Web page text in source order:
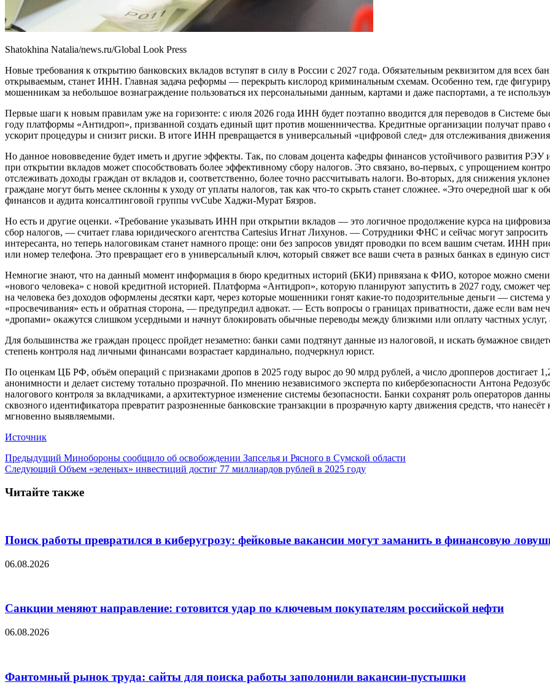
Shatokhina Natalia/news.ru/Global Look Press
Новые требования к открытию банковских вкладов вступят в силу в России с 2027 года. Обязательным реквизитом для всех
открываемым, станет ИНН. Главная задача реформы — перекрыть кислород криминальным схемам. Особенно тем, где
мошенникам за небольшое вознаграждение пользоваться их персональными данным, картами и даже паспортами, а те
Первые шаги к новым правилам уже на горизонте: с июля 2026 года ИНН будет поэтапно вводится для переводов в Системе
году платформы «Антидроп», призванной создать единый щит против мошенничества. Кредитные организации получат право
ускорит процедуры и снизит риски. В итоге ИНН превращается в универсальный «цифровой след» для отслеживания движения
Но данное нововведение будет иметь и другие эффекты. Так, по словам доцента кафедры финансов устойчивого развития
при открытии вкладов может способствовать более эффективному сбору налогов. Это связано, во-первых, с упрощением
отслеживать доходы граждан от вкладов и, соответственно, более точно рассчитывать налоги. Во-вторых, для снижения
граждане могут быть менее склонны к уходу от уплаты налогов, так как что-то скрыть станет сложнее. «Это очередной шаг к
финансов и аудита консалтинговой группы vvCube Хаджи-Мурат Бязров.
Но есть и другие оценки. «Требование указывать ИНН при открытии вкладов — это логичное продолжение курса на
сбор налогов, — считает глава юридического агентства Cartesius Игнат Лихунов. — Сотрудники ФНС и сейчас могут
интересанта, но теперь налоговикам станет намного проще: они без запросов увидят проводки по всем вашим счетам. ИНН
или номер телефона. Это превращает его в универсальный ключ, который свяжет все ваши счета в разных банках в единую
Немногие знают, что на данный момент информация в бюро кредитных историй (БКИ) привязана к ФИО, которое можно
«нового человека» с новой кредитной историей. Платформа «Антидроп», которую планируют запустить в 2027 году, сможет
на человека без доходов оформлены десятки карт, через которые мошенники гонят какие-то подозрительные деньги — система
«просвечивания» есть и обратная сторона, — предупредил адвокат. — Есть вопросы о границах приватности, даже если вам
«дропами» окажутся слишком усердными и начнут блокировать обычные переводы между близкими или оплату частных услуг,
Для большинства же граждан процесс пройдет незаметно: банки сами подтянут данные из налоговой, и искать бумажное
степень контроля над личными финансами возрастает кардинально, подчеркнул юрист.
По оценкам ЦБ РФ, объём операций с признаками дропов в 2025 году вырос до 90 млрд рублей, а число дропперов
анонимности и делает систему тотально прозрачной. По мнению независимого эксперта по кибербезопасности Антона
налогового контроля за вкладчиками, а архитектурное изменение системы безопасности. Банки сохранят роль операторов
сквозного идентификатора превратит разрозненные банковские транзакции в прозрачную карту движения средств, что
мгновенно выявляемыми.
Источник
Предыдущий Минобороны сообщило об освобождении Запселья и Рясного в Сумской области
Следующий Объем «зеленых» инвестиций достиг 77 миллиардов рублей в 2025 году
Читайте также
Поиск работы превратился в киберугрозу: фейковые вакансии могут заманить в финансовую
06.08.2026
Санкции меняют направление: готовится удар по ключевым покупателям российской нефти
06.08.2026
Фантомный рынок труда: сайты для поиска работы заполонили вакансии-пустышки